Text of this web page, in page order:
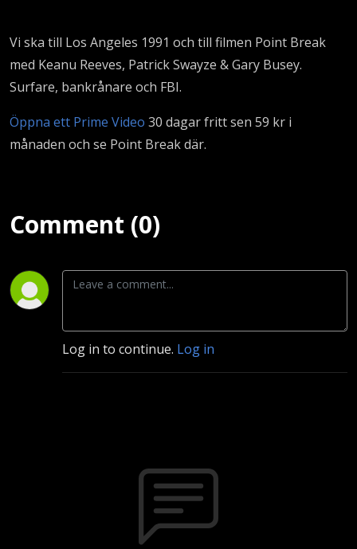
Vi ska till Los Angeles 1991 och till filmen Point Break
med Keanu Reeves, Patrick Swayze & Gary Busey.
Surfare, bankrånare och FBI.
Öppna ett Prime Video 30 dagar fritt sen 59 kr i
månaden och se Point Break där.
Comment (0)
Log in to continue. Log in